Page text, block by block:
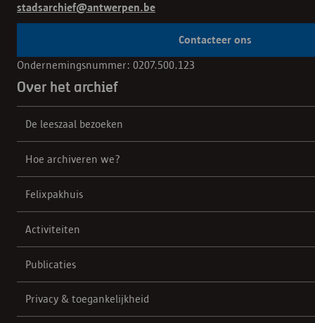
stadsarchief@antwerpen.be
Contacteer ons
Ondernemingsnummer: 0207.500.123
Over het archief
De leeszaal bezoeken
Hoe archiveren we?
Felixpakhuis
Activiteiten
Publicaties
Privacy & toegankelijkheid